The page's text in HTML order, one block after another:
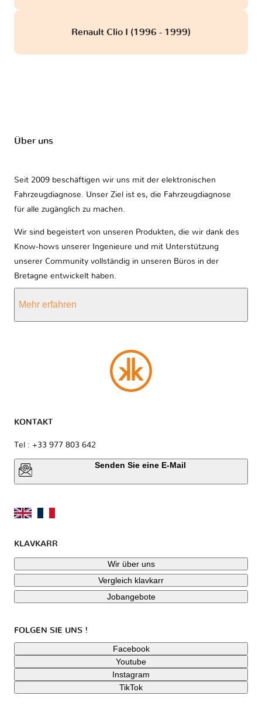
Renault Clio I (1996 - 1999)
Über uns
Seit 2009 beschäftigen wir uns mit der elektronischen
Fahrzeugdiagnose. Unser Ziel ist es, die Fahrzeugdiagnose
für alle zugänglich zu machen.
Wir sind begeistert von unseren Produkten, die wir dank des
Know-hows unserer Ingenieure und mit Unterstützung
unserer Community vollständig in unseren Büros in der
Bretagne entwickelt haben.
Mehr erfahren
KONTAKT
Tel : +33 977 803 642
Senden Sie eine E-Mail
KLAVKARR
Wir über uns
Vergleich klavkarr
Jobangebote
FOLGEN SIE UNS !
Facebook
Youtube
Instagram
TikTok